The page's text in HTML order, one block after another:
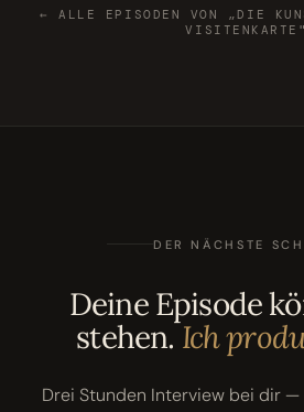
← ALLE EPISODEN VON „DIE
VISITENKARTE"
DER NÄCHSTE
Deine Episode
stehen.Ich
Drei Stunden Interview bei dir